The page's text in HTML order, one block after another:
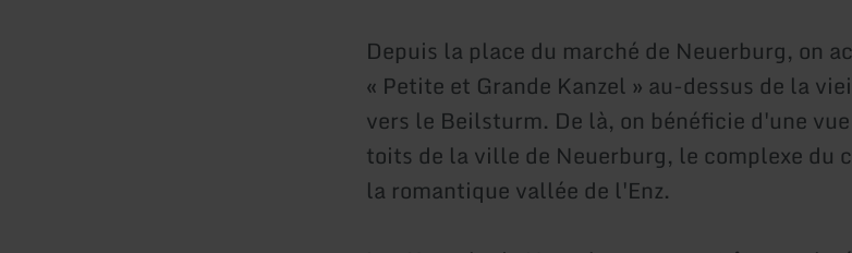
Depuis la place du marché de Neuerburg, on
« Petite et Grande Kanzel » au-dessus de la
vers le Beilsturm. De là, on bénéficie d'une
toits de la ville de Neuerburg, le complexe du
la romantique vallée de l'Enz.